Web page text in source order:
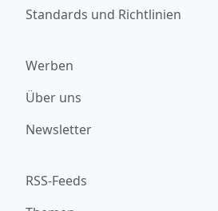
Standards und Richtlinien
Werben
Über uns
Newsletter
RSS-Feeds